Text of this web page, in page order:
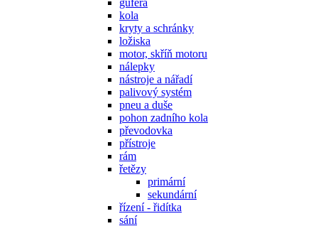
kola
kryty a schránky
ložiska
motor, skříň motoru
nálepky
nástroje a nářadí
palivový systém
pneu a duše
pohon zadního kola
převodovka
přístroje
rám
řetězy
primární
sekundární
řízení - řidítka
sání